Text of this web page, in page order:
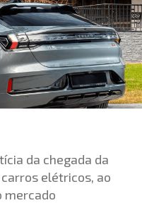
da chegada da
elétricos, ao
mercado